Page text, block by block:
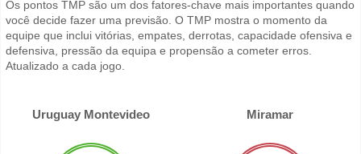
Os pontos TMP são um dos fatores-chave mais importantes quando
você decide fazer uma previsão. O TMP mostra o momento da
equipe que inclui vitórias, empates, derrotas, capacidade ofensiva e
defensiva, pressão da equipa e propensão a cometer erros.
Atualizado a cada jogo.
Uruguay Montevideo Miramar